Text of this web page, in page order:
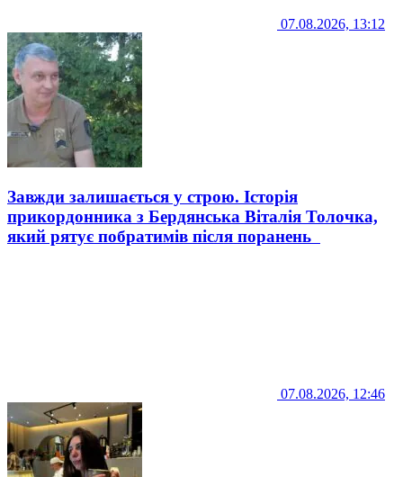
07.08.2026, 13:12
Завжди залишається у строю. Історія
прикордонника з Бердянська Віталія Толочка,
який рятує побратимів після поранень
07.08.2026, 12:46